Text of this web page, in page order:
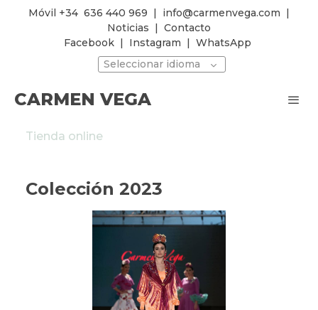
Móvil +34 636 440 969 | info@carmenvega.com |
Noticias | Contacto
Facebook | Instagram | WhatsApp
Seleccionar idioma
CARMEN VEGA
Tienda online
Colección 2023